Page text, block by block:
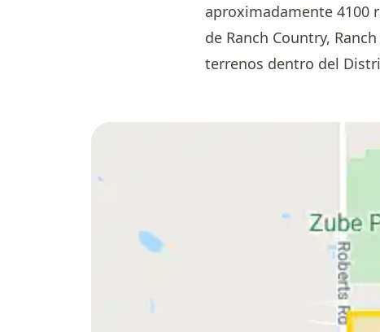
aproximadamente 4100
de Ranch Country,
terrenos dentro del